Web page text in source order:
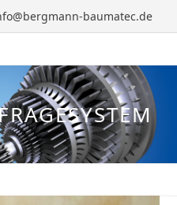
baumatec.de